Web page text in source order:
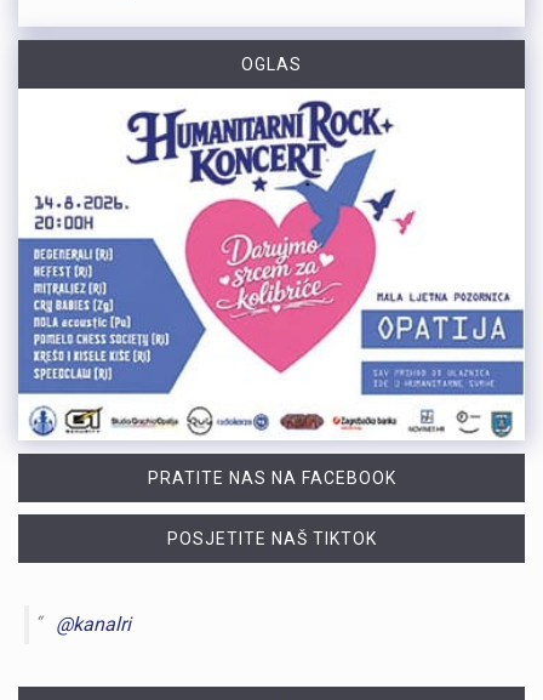
OGLAS
PRATITE NAS NA FACEBOOK
POSJETITE NAŠ TIKTOK
@kanalri